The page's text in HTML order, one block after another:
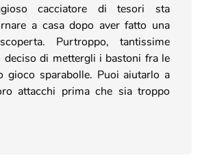
cacciatore di tesori sta
a casa dopo aver fatto una
Purtroppo, tantissime
deciso di mettergli i bastoni fra le
gioco sparabolle. Puoi aiutarlo a
attacchi prima che sia troppo